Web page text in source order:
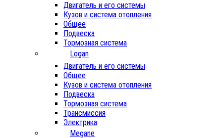
Двигатель и его системы
Кузов и система отопления
Общее
Подвеска
Тормозная система
Logan
Двигатель и его системы
Общее
Кузов и система отопления
Подвеска
Тормозная система
Трансмиссия
Электрика
Megane